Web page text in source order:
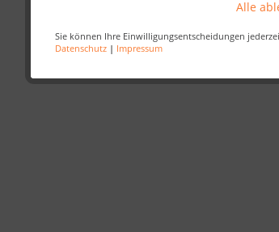
Alle
Sie können Ihre Einwilligungsentscheidungen
Datenschutz | Impressum